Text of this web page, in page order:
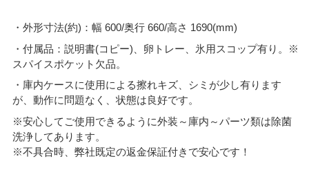
・外形寸法(約)：幅 600/奥行 660/高さ 1690(mm)
・付属品：説明書(コピー)、卵トレー、氷用スコップ有り。※
スパイスポケット欠品。
・庫内ケースに使用による擦れキズ、シミが少し有ります
が、動作に問題なく、状態は良好です。
※安心してご使用できるように外装～庫内～パーツ類は除菌
洗浄してあります。
※不具合時、弊社既定の返金保証付きで安心です！